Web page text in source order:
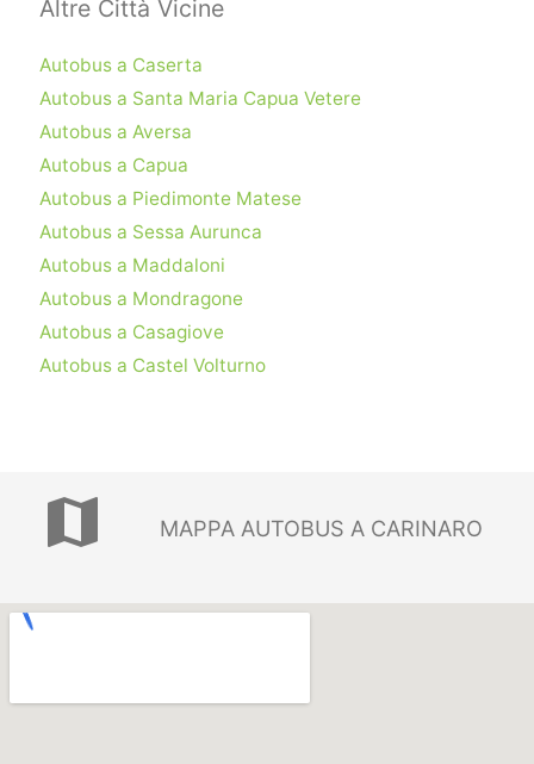
Altre Città Vicine
Autobus a Caserta
Autobus a Santa Maria Capua Vetere
Autobus a Aversa
Autobus a Capua
Autobus a Piedimonte Matese
Autobus a Sessa Aurunca
Autobus a Maddaloni
Autobus a Mondragone
Autobus a Casagiove
Autobus a Castel Volturno
map MAPPA AUTOBUS A CARINARO